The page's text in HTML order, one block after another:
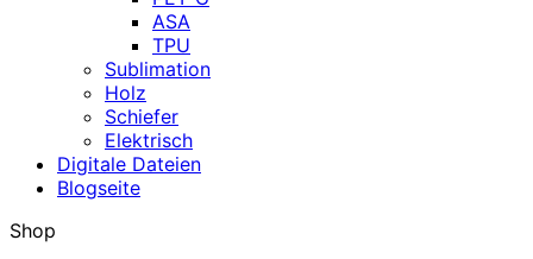
ASA
TPU
Sublimation
Holz
Schiefer
Elektrisch
Digitale Dateien
Blogseite
Shop